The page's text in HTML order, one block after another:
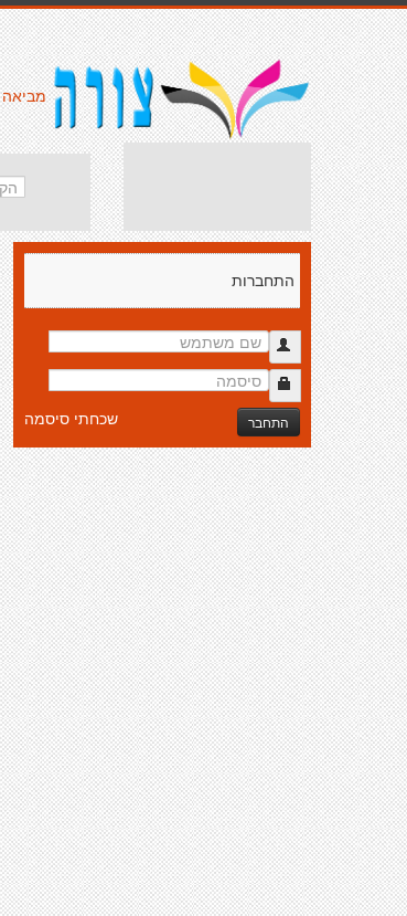
מביאה
התחברות
התחבר שכחתי סיסמה